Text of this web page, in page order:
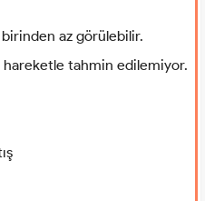
az görülebilir.
hareketle tahmin edilemiyor.